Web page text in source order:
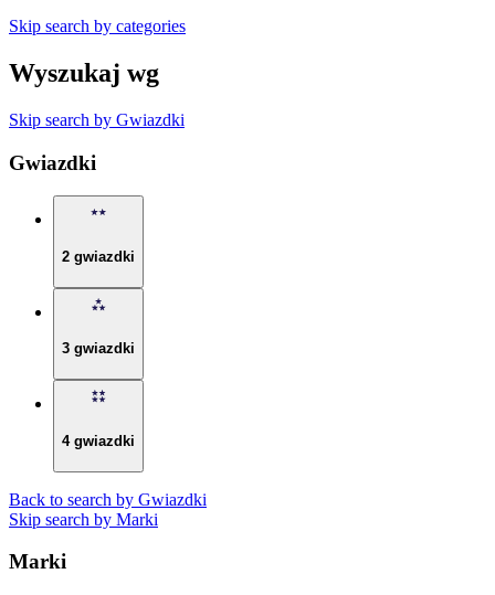
Skip search by categories
Wyszukaj wg
Skip search by Gwiazdki
Gwiazdki
2 gwiazdki
3 gwiazdki
4 gwiazdki
Back to search by Gwiazdki
Skip search by Marki
Marki